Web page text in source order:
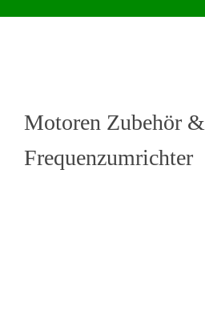
Motoren Zubehör &
Frequenzumrichter